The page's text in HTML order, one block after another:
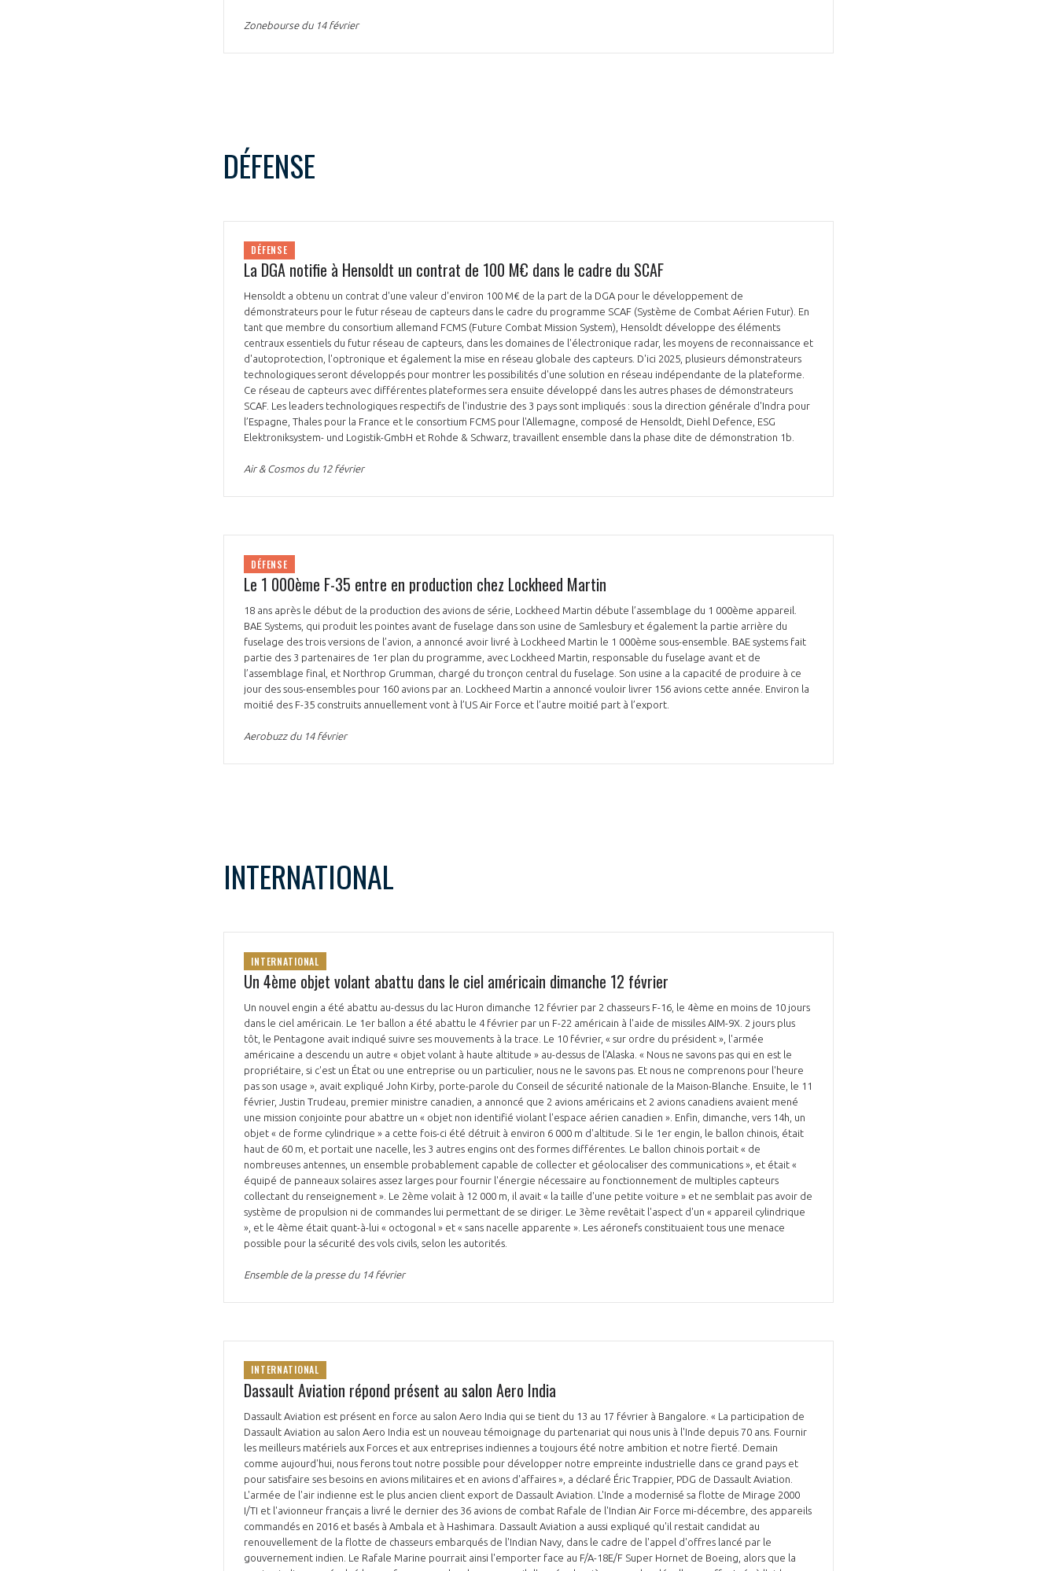
Zonebourse du 14 février
DÉFENSE
DÉFENSE
La DGA notifie à Hensoldt un contrat de 100 M€ dans le cadre du SCAF
Hensoldt a obtenu un contrat d'une valeur d'environ 100 M€ de la part de la DGA pour le développement de
démonstrateurs pour le futur réseau de capteurs dans le cadre du programme SCAF (Système de Combat Aérien Futur). En
tant que membre du consortium allemand FCMS (Future Combat Mission System), Hensoldt développe des éléments
centraux essentiels du futur réseau de capteurs, dans les domaines de l'électronique radar, les moyens de reconnaissance et
d'autoprotection, l'optronique et également la mise en réseau globale des capteurs. D'ici 2025, plusieurs démonstrateurs
technologiques seront développés pour montrer les possibilités d'une solution en réseau indépendante de la plateforme.
Ce réseau de capteurs avec différentes plateformes sera ensuite développé dans les autres phases de démonstrateurs
SCAF. Les leaders technologiques respectifs de l'industrie des 3 pays sont impliqués : sous la direction générale d'Indra pour
l’Espagne, Thales pour la France et le consortium FCMS pour l'Allemagne, composé de Hensoldt, Diehl Defence, ESG
Elektroniksystem- und Logistik-GmbH et Rohde & Schwarz, travaillent ensemble dans la phase dite de démonstration 1b.
Air & Cosmos du 12 février
DÉFENSE
Le 1 000ème F-35 entre en production chez Lockheed Martin
18 ans après le début de la production des avions de série, Lockheed Martin débute l’assemblage du 1 000ème appareil.
BAE Systems, qui produit les pointes avant de fuselage dans son usine de Samlesbury et également la partie arrière du
fuselage des trois versions de l’avion, a annoncé avoir livré à Lockheed Martin le 1 000ème sous-ensemble. BAE systems fait
partie des 3 partenaires de 1er plan du programme, avec Lockheed Martin, responsable du fuselage avant et de
l’assemblage final, et Northrop Grumman, chargé du tronçon central du fuselage. Son usine a la capacité de produire à ce
jour des sous-ensembles pour 160 avions par an. Lockheed Martin a annoncé vouloir livrer 156 avions cette année. Environ la
moitié des F-35 construits annuellement vont à l’US Air Force et l’autre moitié part à l’export.
Aerobuzz du 14 février
INTERNATIONAL
INTERNATIONAL
Un 4ème objet volant abattu dans le ciel américain dimanche 12 février
Un nouvel engin a été abattu au-dessus du lac Huron dimanche 12 février par 2 chasseurs F-16, le 4ème en moins de 10 jours
dans le ciel américain. Le 1er ballon a été abattu le 4 février par un F-22 américain à l'aide de missiles AIM-9X. 2 jours plus
tôt, le Pentagone avait indiqué suivre ses mouvements à la trace. Le 10 février, « sur ordre du président », l'armée
américaine a descendu un autre « objet volant à haute altitude » au-dessus de l'Alaska. « Nous ne savons pas qui en est le
propriétaire, si c'est un État ou une entreprise ou un particulier, nous ne le savons pas. Et nous ne comprenons pour l'heure
pas son usage », avait expliqué John Kirby, porte-parole du Conseil de sécurité nationale de la Maison-Blanche. Ensuite, le 11
février, Justin Trudeau, premier ministre canadien, a annoncé que 2 avions américains et 2 avions canadiens avaient mené
une mission conjointe pour abattre un « objet non identifié violant l'espace aérien canadien ». Enfin, dimanche, vers 14h, un
objet « de forme cylindrique » a cette fois-ci été détruit à environ 6 000 m d'altitude. Si le 1er engin, le ballon chinois, était
haut de 60 m, et portait une nacelle, les 3 autres engins ont des formes différentes. Le ballon chinois portait « de
nombreuses antennes, un ensemble probablement capable de collecter et géolocaliser des communications », et était «
équipé de panneaux solaires assez larges pour fournir l'énergie nécessaire au fonctionnement de multiples capteurs
collectant du renseignement ». Le 2ème volait à 12 000 m, il avait « la taille d'une petite voiture » et ne semblait pas avoir de
système de propulsion ni de commandes lui permettant de se diriger. Le 3ème revêtait l'aspect d'un « appareil cylindrique
», et le 4ème était quant-à-lui « octogonal » et « sans nacelle apparente ». Les aéronefs constituaient tous une menace
possible pour la sécurité des vols civils, selon les autorités.
Ensemble de la presse du 14 février
INTERNATIONAL
Dassault Aviation répond présent au salon Aero India
Dassault Aviation est présent en force au salon Aero India qui se tient du 13 au 17 février à Bangalore. « La participation de
Dassault Aviation au salon Aero India est un nouveau témoignage du partenariat qui nous unis à l'Inde depuis 70 ans. Fournir
les meilleurs matériels aux Forces et aux entreprises indiennes a toujours été notre ambition et notre fierté. Demain
comme aujourd'hui, nous ferons tout notre possible pour développer notre empreinte industrielle dans ce grand pays et
pour satisfaire ses besoins en avions militaires et en avions d'affaires », a déclaré Éric Trappier, PDG de Dassault Aviation.
L'armée de l'air indienne est le plus ancien client export de Dassault Aviation. L'Inde a modernisé sa flotte de Mirage 2000
I/TI et l'avionneur français a livré le dernier des 36 avions de combat Rafale de l'Indian Air Force mi-décembre, des appareils
commandés en 2016 et basés à Ambala et à Hashimara. Dassault Aviation a aussi expliqué qu'il restait candidat au
renouvellement de la flotte de chasseurs embarqués de l'Indian Navy, dans le cadre de l'appel d'offres lancé par le
gouvernement indien. Le Rafale Marine pourrait ainsi l'emporter face au F/A-18E/F Super Hornet de Boeing, alors que la
VOUS ÊTES
ADHÉRENTS
CONNEXION
PAS ENCORE ADHÉRENT ?
VOUS ÊTES UN PROFESSIONNEL DE LA FILIÈRE ?
Développez votre activité à l’étranger et assurez la
pérennité de votre entreprise à l’international
Rejoignez une filière d’excellence et développez votre
réseau au sein d’un écosystème intégré et cohérent
Découvrez les avantages d'adhérer au GIFAS. Rencontres, salons,
données sectorielles, programmes ...
DEMANDE D’ADHÉSION
OUI NON